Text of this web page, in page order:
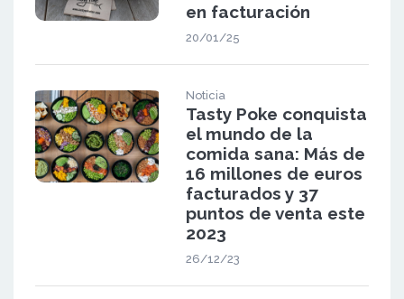
en facturación
20/01/25
Noticia
Tasty Poke conquista
el mundo de la
comida sana: Más de
16 millones de euros
facturados y 37
puntos de venta este
2023
26/12/23